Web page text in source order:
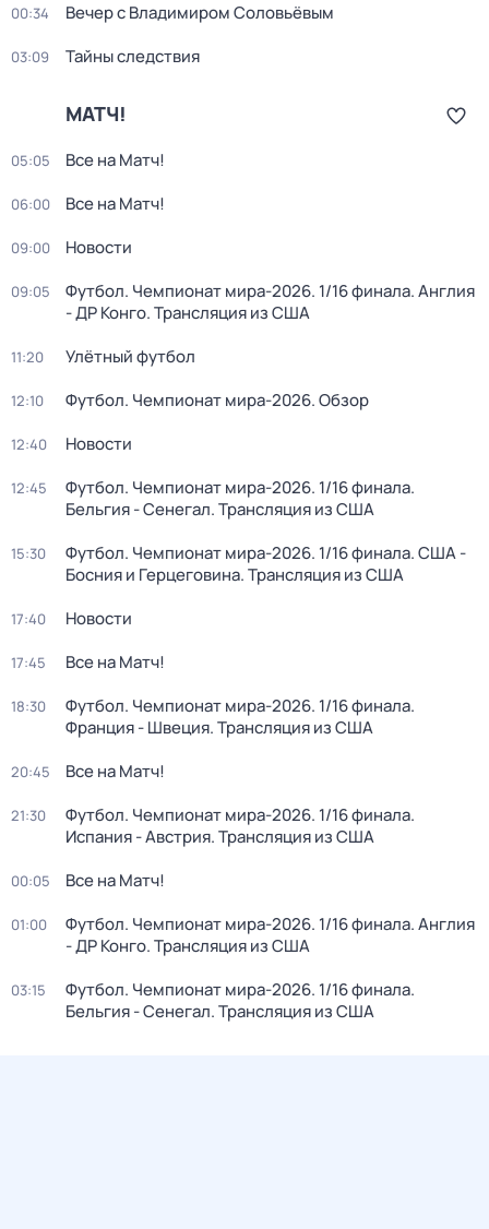
00:34 Вечер с Владимиром Соловьёвым
03:09 Тайны следствия
МАТЧ!
05:05 Все на Матч!
06:00 Все на Матч!
09:00 Новости
09:05
Футбол. Чемпионат мира-2026. 1/16 финала. Англия
- ДР Конго. Трансляция из США
11:20 Улётный футбол
12:10 Футбол. Чемпионат мира-2026. Обзор
12:40 Новости
12:45
Футбол. Чемпионат мира-2026. 1/16 финала.
Бельгия - Сенегал. Трансляция из США
15:30
Футбол. Чемпионат мира-2026. 1/16 финала. США -
Босния и Герцеговина. Трансляция из США
17:40 Новости
17:45 Все на Матч!
18:30
Футбол. Чемпионат мира-2026. 1/16 финала.
Франция - Швеция. Трансляция из США
20:45 Все на Матч!
21:30
Футбол. Чемпионат мира-2026. 1/16 финала.
Испания - Австрия. Трансляция из США
00:05 Все на Матч!
01:00
Футбол. Чемпионат мира-2026. 1/16 финала. Англия
- ДР Конго. Трансляция из США
03:15
Футбол. Чемпионат мира-2026. 1/16 финала.
Бельгия - Сенегал. Трансляция из США